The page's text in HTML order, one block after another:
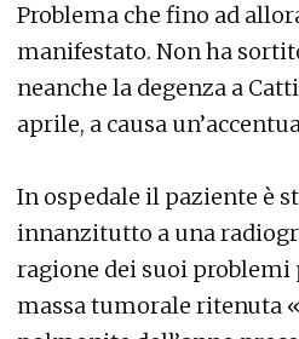
Problema che fino ad
manifestato. Non ha
neanche la degenza a
aprile, a causa
In ospedale il paziente è
innanzitutto a una
ragione dei suoi
massa tumorale ritenuta